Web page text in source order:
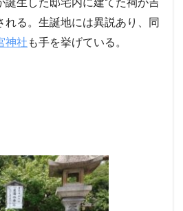
れる。生誕地には異説あり、同
神社 も手を挙げている。